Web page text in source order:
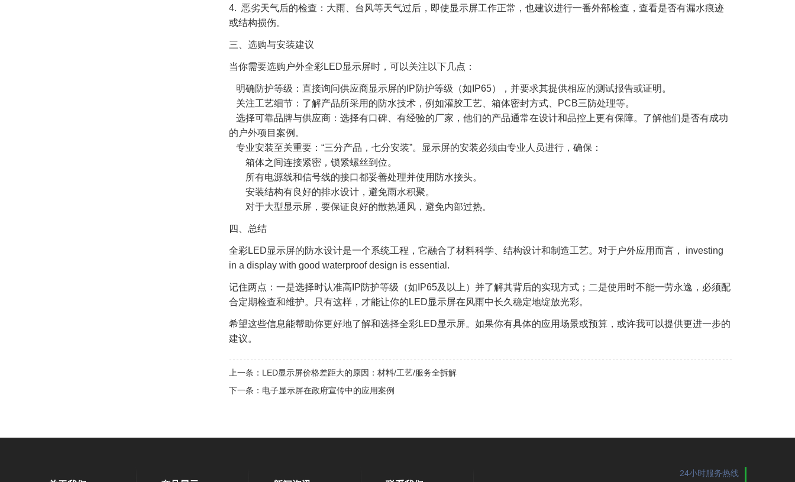
4. 恶劣天气后的检查：大雨、台风等天气过后，即使显示屏工作正常，也建议进行一番外部检查，查看是否有漏水痕迹
或结构损伤。
三、选购与安装建议
当你需要选购户外全彩LED显示屏时，可以关注以下几点：
明确防护等级：直接询问供应商显示屏的IP防护等级（如IP65），并要求其提供相应的测试报告或证明。
关注工艺细节：了解产品所采用的防水技术，例如灌胶工艺、箱体密封方式、PCB三防处理等。
选择可靠品牌与供应商：选择有口碑、有经验的厂家，他们的产品通常在设计和品控上更有保障。了解他们是否有成功
的户外项目案例。
专业安装至关重要：“三分产品，七分安装”。显示屏的安装必须由专业人员进行，确保：
箱体之间连接紧密，锁紧螺丝到位。
所有电源线和信号线的接口都妥善处理并使用防水接头。
安装结构有良好的排水设计，避免雨水积聚。
对于大型显示屏，要保证良好的散热通风，避免内部过热。
四、总结
全彩LED显示屏的防水设计是一个系统工程，它融合了材料科学、结构设计和制造工艺。对于户外应用而言， investing
in a display with good waterproof design is essential.
记住两点：一是选择时认准高IP防护等级（如IP65及以上）并了解其背后的实现方式；二是使用时不能一劳永逸，必须配
合定期检查和维护。只有这样，才能让你的LED显示屏在风雨中长久稳定地绽放光彩。
希望这些信息能帮助你更好地了解和选择全彩LED显示屏。如果你有具体的应用场景或预算，或许我可以提供更进一步的
建议。
上一条： LED显示屏价格差距大的原因：材料/工艺/服务全拆解
下一条： 电子显示屏在政府宣传中的应用案例
24小时服务热线